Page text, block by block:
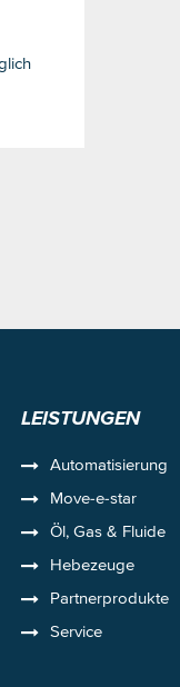
LEISTUNGEN
Automatisierung
Move-e-star
Öl, Gas & Fluide
Hebezeuge
Partnerprodukte
Service